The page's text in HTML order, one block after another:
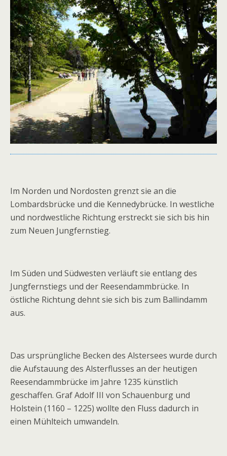
Im Norden und Nordosten grenzt sie an die
Lombardsbrücke und die Kennedybrücke. In westliche
und nordwestliche Richtung erstreckt sie sich bis hin
zum Neuen Jungfernstieg.
Im Süden und Südwesten verläuft sie entlang des
Jungfernstiegs und der Reesendammbrücke. In
östliche Richtung dehnt sie sich bis zum Ballindamm
aus.
Das ursprüngliche Becken des Alstersees wurde durch
die Aufstauung des Alsterflusses an der heutigen
Reesendammbrücke im Jahre 1235 künstlich
geschaffen. Graf Adolf III von Schauenburg und
Holstein (1160 – 1225) wollte den Fluss dadurch in
einen Mühlteich umwandeln.